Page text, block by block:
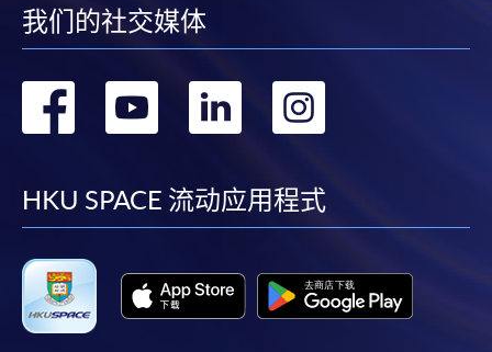
我们的社交媒体
转
facebook
转
youtube
转
linkedin
转
HKU SPACE 流动应用程式